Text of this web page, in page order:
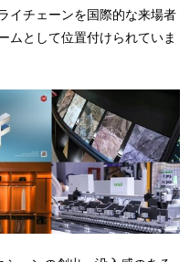
イチェーンを国際的な来場者
ムとして位置付けられていま